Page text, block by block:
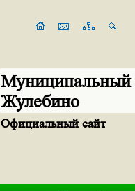
Муниципальный
Жулебино
Официальный сайт